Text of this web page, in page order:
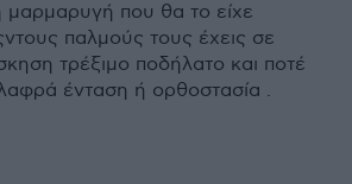
μαρμαρυγή που θα το είχε
παλμούς τους έχεις σε
τρέξιμο ποδήλατο και ποτέ
ένταση ή ορθοστασία .